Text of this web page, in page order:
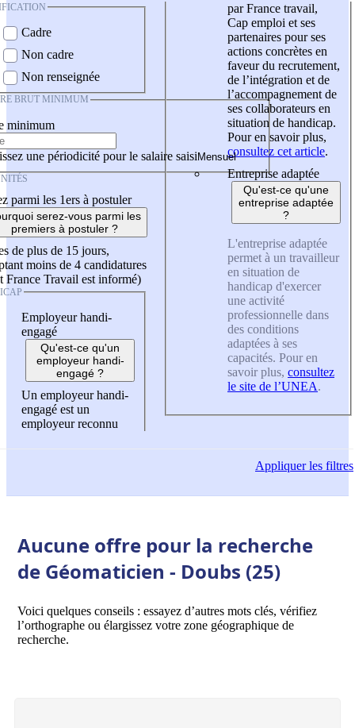
Cadre
Non cadre
Non renseignée
BRUT MINIMUM
minimum
une périodicité pour le salaire saisi
parmi les 1ers à postuler
serez-vous parmi les
premiers à postuler ?
de plus de 15 jours,
moins de 4 candidatures
France Travail est informé)
Employeur handi-
engagé
Qu'est-ce qu'un
employeur handi-
engagé ?
Un employeur handi-
engagé est un
employeur reconnu
par France travail,
Cap emploi et ses
partenaires pour ses
actions concrètes en
faveur du recrutement,
de l’intégration et de
l’accompagnement de
ses collaborateurs en
situation de handicap.
Pour en savoir plus,
consultez cet article.
Entreprise adaptée
Qu'est-ce qu'une
entreprise adaptée
?
L'entreprise adaptée
permet à un travailleur
en situation de
handicap d'exercer
une activité
professionnelle dans
des conditions
adaptées à ses
capacités. Pour en
savoir plus, consultez
le site de l’UNEA.
Appliquerles filtres
Aucune offre pour la recherche
de Géomaticien - Doubs (25)
Voici quelques conseils : essayez d’autres mots clés, vérifiez
l’orthographe ou élargissez votre zone géographique de
recherche.